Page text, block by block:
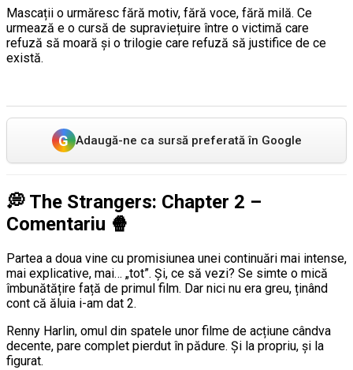
Mascații o urmăresc fără motiv, fără voce, fără milă. Ce
urmează e o cursă de supraviețuire între o victimă care
refuză să moară și o trilogie care refuză să justifice de ce
există.
G Adaugă-ne ca sursă preferată în Google
💭 The Strangers: Chapter 2 –
Comentariu 🍿
Partea a doua vine cu promisiunea unei continuări mai intense,
mai explicative, mai… „tot”. Și, ce să vezi? Se simte o mică
îmbunătățire față de primul film. Dar nici nu era greu, ținând
cont că ăluia i-am dat 2.
Renny Harlin, omul din spatele unor filme de acțiune cândva
decente, pare complet pierdut în pădure. Și la propriu, și la
figurat.